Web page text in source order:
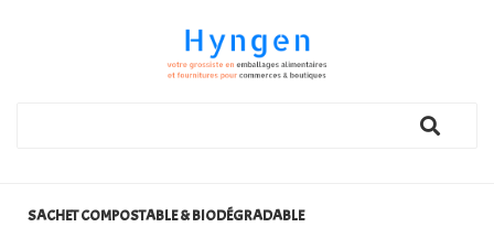
SACHET COMPOSTABLE & BIODÉGRADABLE